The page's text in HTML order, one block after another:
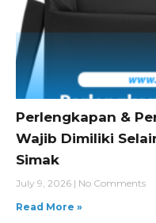
Perlengkapan &
Wajib Dimiliki
Simak
July 9, 2026
No Comments
Read More »